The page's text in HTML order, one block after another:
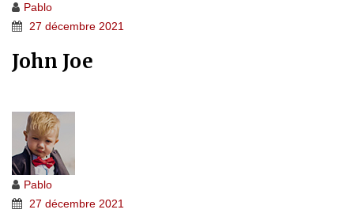
Pablo
27 décembre 2021
John Joe
Pablo
27 décembre 2021